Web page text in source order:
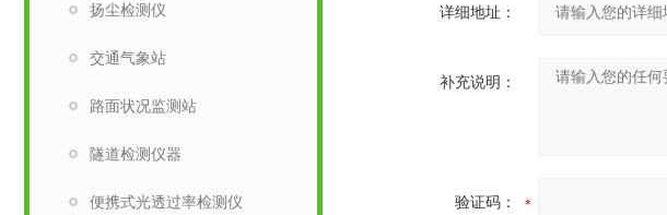
扬尘检测仪
交通气象站
路面状况监测站
隧道检测仪器
便携式光透过率检测仪
详细地址：
补充说明：
验证码：